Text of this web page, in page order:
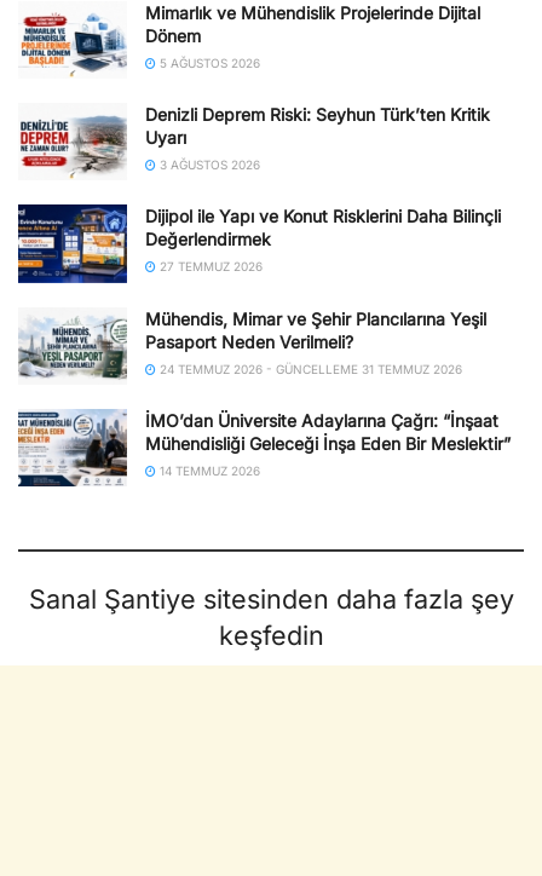
Mimarlık ve Mühendislik Projelerinde Dijital
Dönem
5 AĞUSTOS 2026
Denizli Deprem Riski: Seyhun Türk’ten Kritik
Uyarı
3 AĞUSTOS 2026
Dijipol ile Yapı ve Konut Risklerini Daha Bilinçli
Değerlendirmek
27 TEMMUZ 2026
Mühendis, Mimar ve Şehir Plancılarına Yeşil
Pasaport Neden Verilmeli?
24 TEMMUZ 2026 - GÜNCELLEME 31 TEMMUZ 2026
İMO’dan Üniversite Adaylarına Çağrı: “İnşaat
Mühendisliği Geleceği İnşa Eden Bir Meslektir”
14 TEMMUZ 2026
Sanal Şantiye sitesinden daha fazla şey
keşfedin